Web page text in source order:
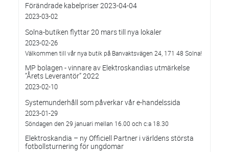
Förändrade kabelpriser 2023-04-04
2023-03-02
Solna-butiken flyttar 20 mars till nya lokaler
2023-02-26
Välkommen till vår nya butik på Banvaktsvägen 24, 171 48 Solna!
MP bolagen - vinnare av Elektroskandias utmärkelse
”Årets Leverantör” 2022
2023-02-10
Systemunderhåll som påverkar vår e-handelssida
2023-01-29
Söndagen den 29 januari mellan 16.00 och c:a 18.30
Elektroskandia – ny Officiell Partner i världens största
fotbollsturnering för ungdomar